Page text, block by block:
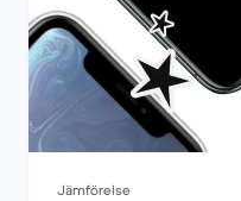
Jämförelse